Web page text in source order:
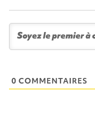
0 COMMENTAIRES